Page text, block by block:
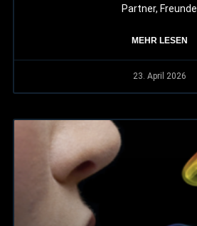
Partner, Freunde
MEHR LESEN
23. April 2026